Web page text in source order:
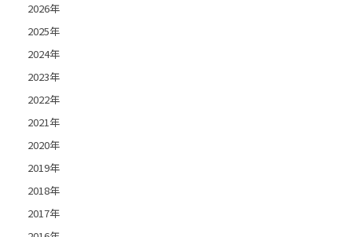
2026年
2025年
2024年
2023年
2022年
2021年
2020年
2019年
2018年
2017年